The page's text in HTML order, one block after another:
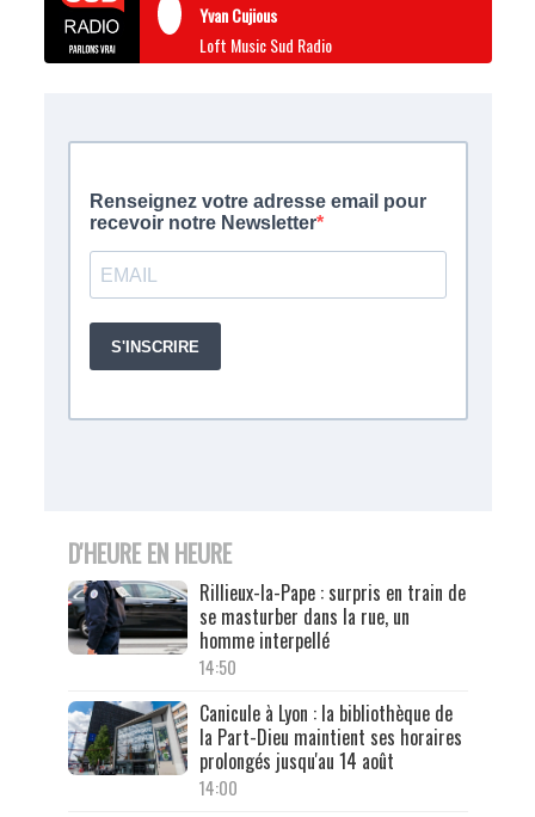
Yvan Cujious
Loft Music Sud Radio
D'HEURE EN HEURE
Rillieux-la-Pape : surpris en train de
se masturber dans la rue, un
homme interpellé
14:50
Canicule à Lyon : la bibliothèque de
la Part-Dieu maintient ses horaires
prolongés jusqu'au 14 août
14:00